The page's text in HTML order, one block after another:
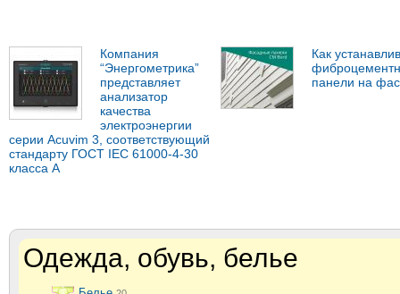
Компания
“Энергометрика”
представляет
анализатор
качества
электроэнергии
серии Acuvim 3, соответствующий
стандарту ГОСТ IEC 61000-4-30
класса А
Как
панели на
Одежда, обувь, белье